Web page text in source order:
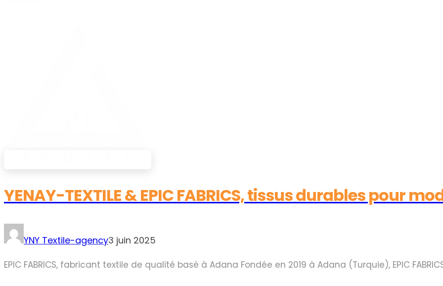
YENAY-TEXTILE & EPIC FABRICS, tissus durables pour
YNY Textile-agency3 juin 2025
EPIC FABRICS, fabricant textile de qualité basé à Adana Fondée en 2019 à Adana (Turquie), EPIC